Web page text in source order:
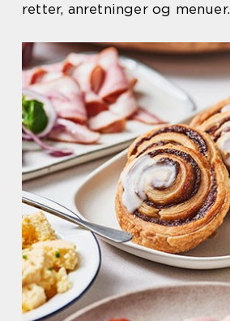
retter, anretninger og menuer.